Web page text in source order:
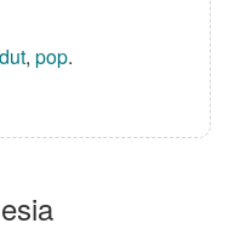
, pop.